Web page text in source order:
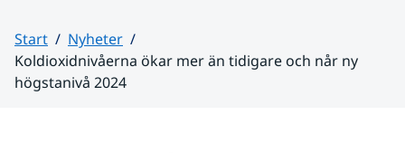
Start
Nyheter
Koldioxidnivåerna ökar mer än tidigare och når ny
högstanivå 2024